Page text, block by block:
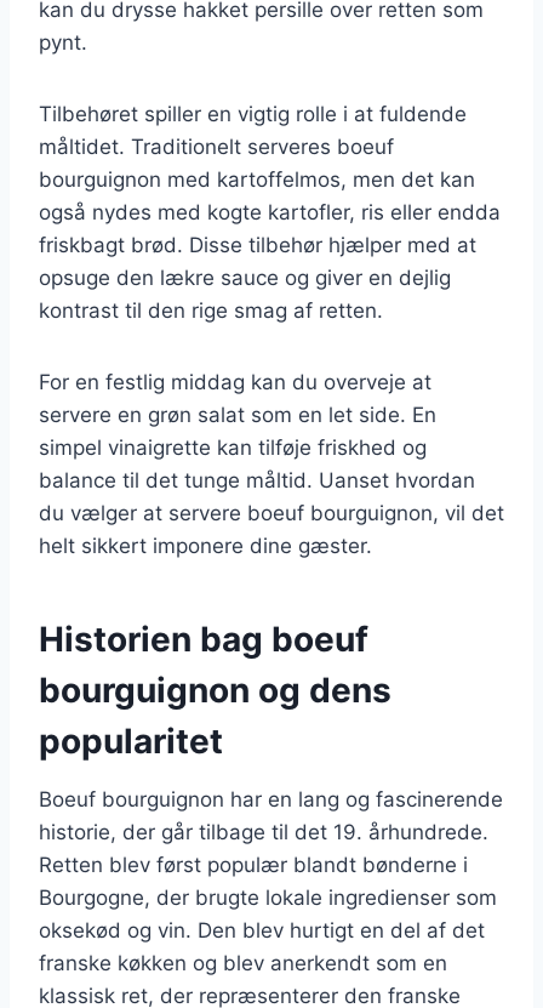
kan du drysse hakket persille over retten som
pynt.
Tilbehøret spiller en vigtig rolle i at fuldende
måltidet. Traditionelt serveres boeuf
bourguignon med kartoffelmos, men det kan
også nydes med kogte kartofler, ris eller endda
friskbagt brød. Disse tilbehør hjælper med at
opsuge den lækre sauce og giver en dejlig
kontrast til den rige smag af retten.
For en festlig middag kan du overveje at
servere en grøn salat som en let side. En
simpel vinaigrette kan tilføje friskhed og
balance til det tunge måltid. Uanset hvordan
du vælger at servere boeuf bourguignon, vil det
helt sikkert imponere dine gæster.
Historien bag boeuf
bourguignon og dens
popularitet
Boeuf bourguignon har en lang og fascinerende
historie, der går tilbage til det 19. århundrede.
Retten blev først populær blandt bønderne i
Bourgogne, der brugte lokale ingredienser som
oksekød og vin. Den blev hurtigt en del af det
franske køkken og blev anerkendt som en
klassisk ret, der repræsenterer den franske